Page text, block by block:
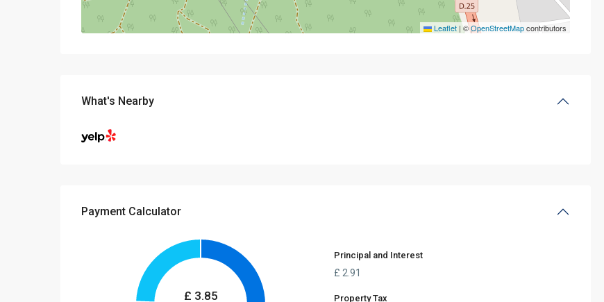
Leaflet | ©OpenStreetMapcontributors
What's Nearby
Payment Calculator
£ 3.85
Principal and Interest
£ 2.91
Property Tax